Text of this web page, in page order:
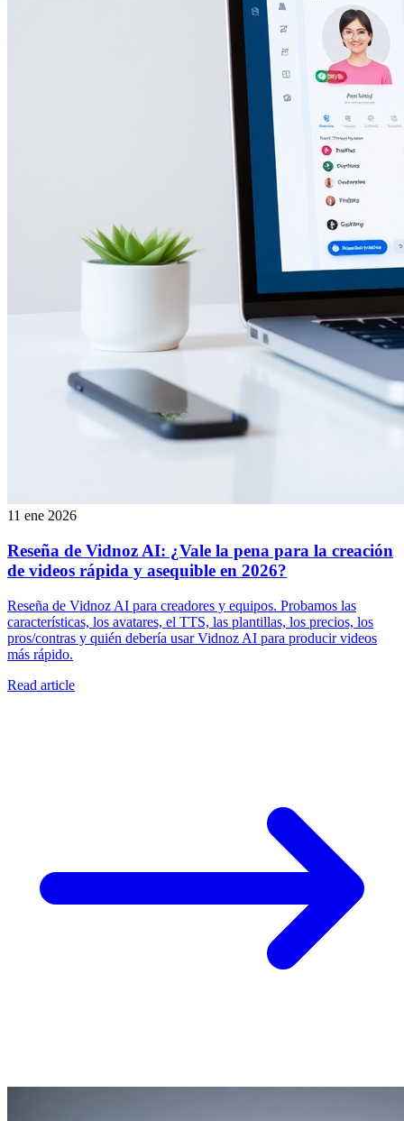
11 ene 2026
Reseña de Vidnoz AI: ¿Vale la pena para la creación
de videos rápida y asequible en 2026?
Reseña de Vidnoz AI para creadores y equipos. Probamos las
características, los avatares, el TTS, las plantillas, los precios, los
pros/contras y quién debería usar Vidnoz AI para producir videos
más rápido.
Read article